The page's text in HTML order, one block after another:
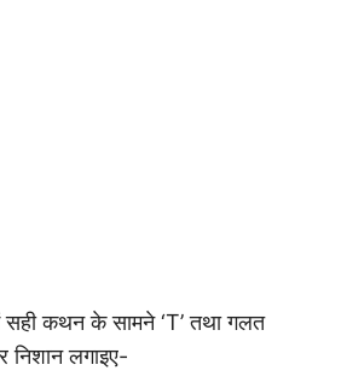
सही कथन के सामने ‘T’ तथा गलत
निशान लगाइए-